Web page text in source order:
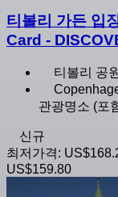
티볼리 가든 입
Card -
티볼리 공
관광명소 (포
신규
최저가격:
US$159.80